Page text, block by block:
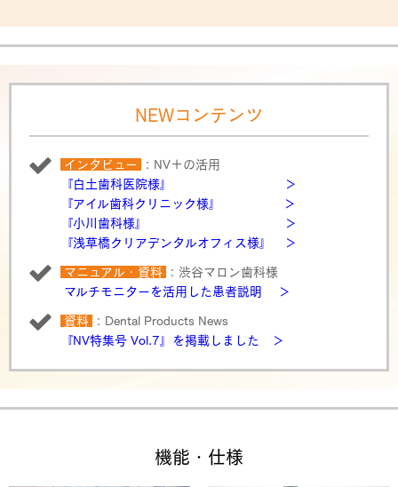
NEWコンテンツ
インタビュー
：NV＋の活用
『白土歯科医院様』 ＞
『アイル歯科クリニック様』 ＞
『小川歯科様』 ＞
『浅草橋クリアデンタルオフィス様』 ＞
マニュアル・資料
：渋谷マロン歯科様
マルチモニターを活用した患者説明 ＞
資料
：Dental Products News
『NV特集号 Vol.7』を掲載しました ＞
機能・仕様